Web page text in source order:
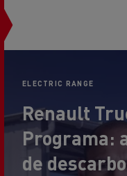
ELECTRIC RANGE
Renault
Programa:
de